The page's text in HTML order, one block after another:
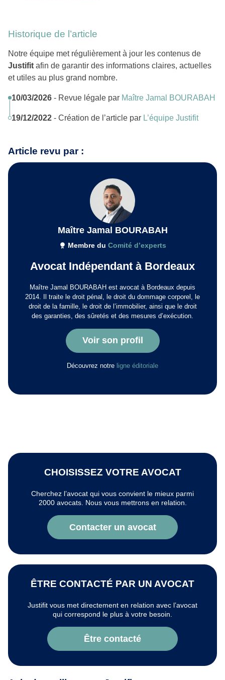
Historique de l’article
Notre équipe met régulièrement à jour les contenus de
Justifit afin de garantir des informations claires, actuelles
et utiles au plus grand nombre.
10/03/2026 - Revue légale par Maître Jamal BOURABAH
19/12/2022 - Création de l’article par L’équipe Justifit
Article revu par :
Maître Jamal BOURABAH
Membre du Comité d’experts
Avocat Indépendant à Bordeaux
Maître Jamal BOURABAH est avocat à Bordeaux depuis
2014. Il traite le droit pénal, le droit du dommage corporel, le
droit de la famille, le droit de l’immobilier, ainsi que le droit
des garanties, des sûretés et des mesures d’exécution.
Voir son profil
Découvrez notre ligne éditoriale
CHOISISSEZ VOTRE AVOCAT
Cherchez l’avocat qui vous convient le mieux parmi
2000 avocats. Nous vous mettrons en relation.
Contacter un avocat
ÊTRE CONTACTÉ PAR UN AVOCAT
Justifit vous met directement en relation avec l’avocat
qui correspond le plus à votre besoin.
Être contacté